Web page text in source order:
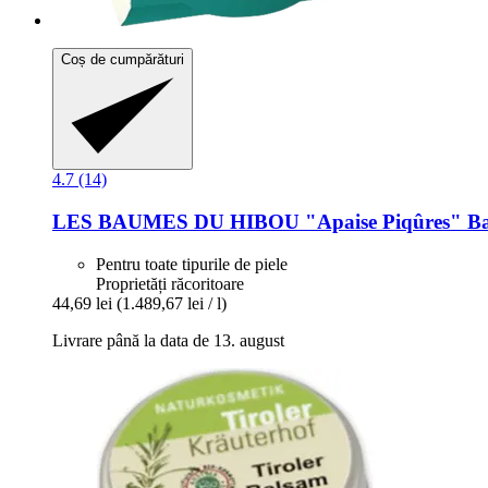
Coș de cumpărături
4.7 (14)
LES BAUMES DU HIBOU "Apaise Piqûres"
Pentru toate tipurile de piele
Proprietăți răcoritoare
44,69 lei (1.489,67 lei / l)
Livrare până la data de 13. august